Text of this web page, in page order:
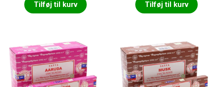
Tilføj til kurv Tilføj til kurv